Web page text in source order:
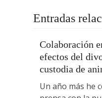
Entradas
Colaboración
efectos del
custodia de
Un año más he